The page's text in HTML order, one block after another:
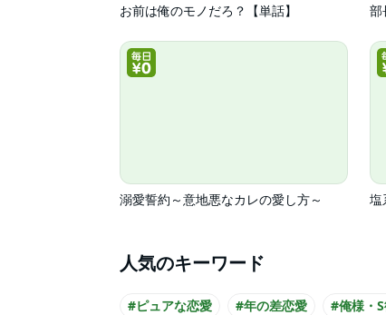
お前は俺のモノだろ？【単話】 部
溺愛誓約～意地悪なカレの愛し方～ 塩
人気のキーワード
#ピュアな恋愛 #年の差恋愛 #俺様・